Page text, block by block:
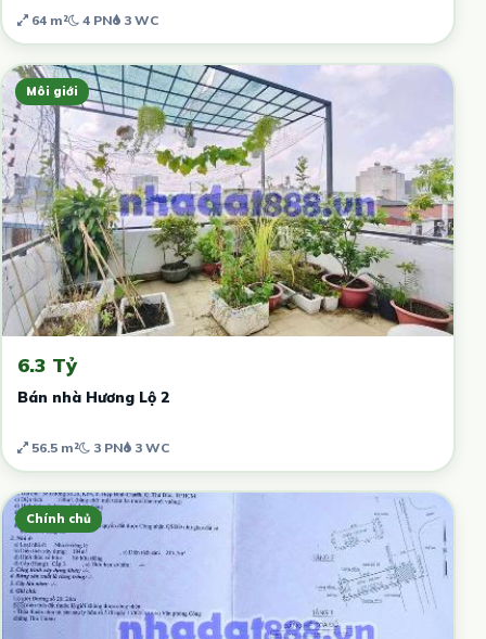
64 m² 4 PN 3 WC
Môi giới
6.3 Tỷ
Bán nhà Hương Lộ 2
56.5 m² 3 PN 3 WC
Chính chủ